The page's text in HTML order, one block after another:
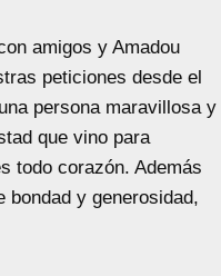
amigos y Amadou
peticiones desde el
persona maravillosa y
que vino para
todo corazón. Además
bondad y generosidad,